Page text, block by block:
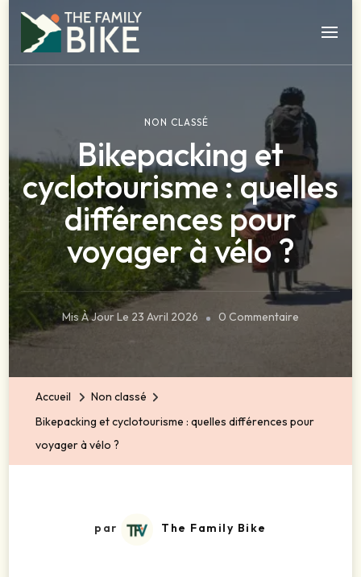
The Family Bike – Blog des voyageurs à vélo
Agence de séjour à vélo dans le sud ouest
NON CLASSÉ
Bikepacking et
cyclotourisme : quelles
différences pour
voyager à vélo ?
Mis À Jour Le 23 Avril 2026 0 Commentaire
Accueil
Non classé
Bikepacking et cyclotourisme : quelles différences pour
voyager à vélo ?
par The Family Bike